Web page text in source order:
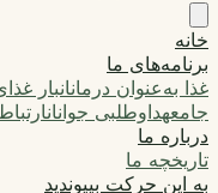
خانه
برنامه‌های ما
غذا به‌عنوان درمانانبار
جامعهداوطلبی جوانان
درباره ما
تاریخچه ما
به این حرکت بپیوندید